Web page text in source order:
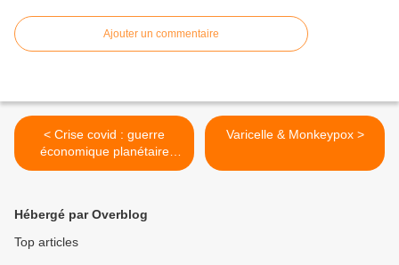
Ajouter un commentaire
< Crise covid : guerre
économique planétaire
sans précédent - Pr
Varicelle & Monkeypox >
Hébergé par Overblog
Top articles